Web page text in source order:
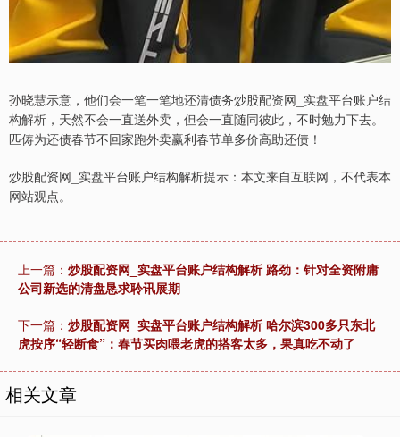
孙晓慧示意，他们会一笔一笔地还清债务炒股配资网_实盘平台账户结
构解析，天然不会一直送外卖，但会一直随同彼此，不时勉力下去。
匹俦为还债春节不回家跑外卖赢利春节单多价高助还债！
炒股配资网_实盘平台账户结构解析提示：本文来自互联网，不代表本
网站观点。
上一篇： 炒股配资网_实盘平台账户结构解析 路劲：针对全资附庸
公司新选的清盘恳求聆讯展期
下一篇： 炒股配资网_实盘平台账户结构解析 哈尔滨300多只东北
虎按序“轻断食”：春节买肉喂老虎的搭客太多，果真吃不动了
相关文章